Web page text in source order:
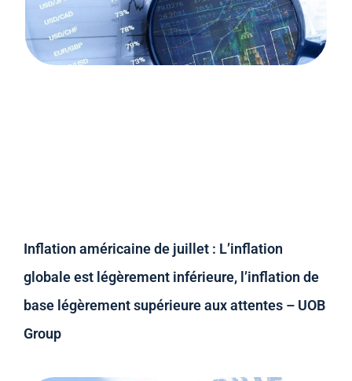
Inflation américaine de juillet : L’inflation
globale est légèrement inférieure, l’inflation de
base légèrement supérieure aux attentes – UOB
Group